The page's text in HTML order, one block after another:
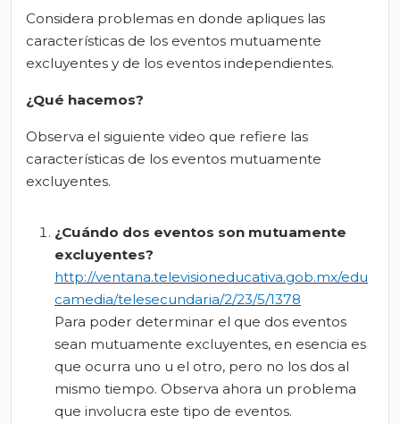
Considera problemas en donde apliques las
características de los eventos mutuamente
excluyentes y de los eventos independientes.
¿Qué hacemos?
Observa el siguiente video que refiere las
características de los eventos mutuamente
excluyentes.
¿Cuándo dos eventos son mutuamente
excluyentes?
http://ventana.televisioneducativa.gob.mx/edu
camedia/telesecundaria/2/23/5/1378
Para poder determinar el que dos eventos
sean mutuamente excluyentes, en esencia es
que ocurra uno u el otro, pero no los dos al
mismo tiempo. Observa ahora un problema
que involucra este tipo de eventos.